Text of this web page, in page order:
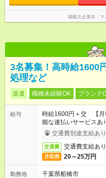
掲載元企業名 マ
3名募集！高時給1600
処理など
派遣 職種未経験OK ブランク
給与
時給1600円＋交 【
能な速払いサービスあ
交通費別途支給あり
交通費 交通費支給あり
月収例 20～25万円
勤務地
千葉県船橋市